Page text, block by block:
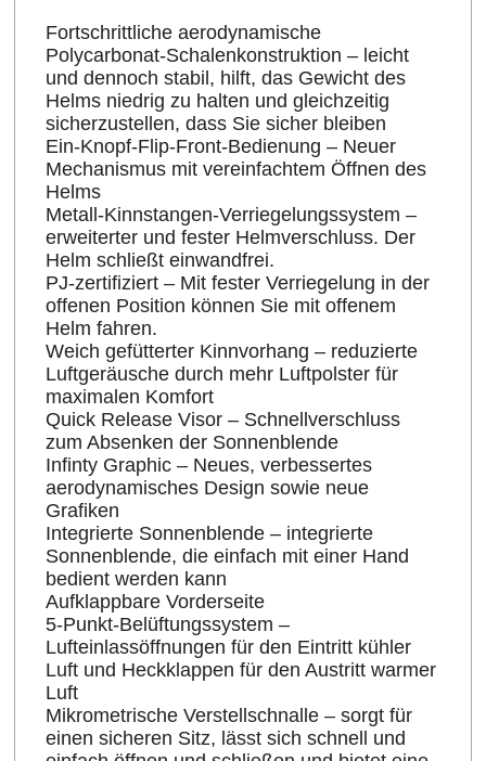
Fortschrittliche aerodynamische
Polycarbonat-Schalenkonstruktion – leicht
und dennoch stabil, hilft, das Gewicht des
Helms niedrig zu halten und gleichzeitig
sicherzustellen, dass Sie sicher bleiben
Ein-Knopf-Flip-Front-Bedienung – Neuer
Mechanismus mit vereinfachtem Öffnen des
Helms
Metall-Kinnstangen-Verriegelungssystem –
erweiterter und fester Helmverschluss. Der
Helm schließt einwandfrei.
PJ-zertifiziert – Mit fester Verriegelung in der
offenen Position können Sie mit offenem
Helm fahren.
Weich gefütterter Kinnvorhang – reduzierte
Luftgeräusche durch mehr Luftpolster für
maximalen Komfort
Quick Release Visor – Schnellverschluss
zum Absenken der Sonnenblende
Infinty Graphic – Neues, verbessertes
aerodynamisches Design sowie neue
Grafiken
Integrierte Sonnenblende – integrierte
Sonnenblende, die einfach mit einer Hand
bedient werden kann
Aufklappbare Vorderseite
5-Punkt-Belüftungssystem –
Lufteinlassöffnungen für den Eintritt kühler
Luft und Heckklappen für den Austritt warmer
Luft
Mikrometrische Verstellschnalle – sorgt für
einen sicheren Sitz, lässt sich schnell und